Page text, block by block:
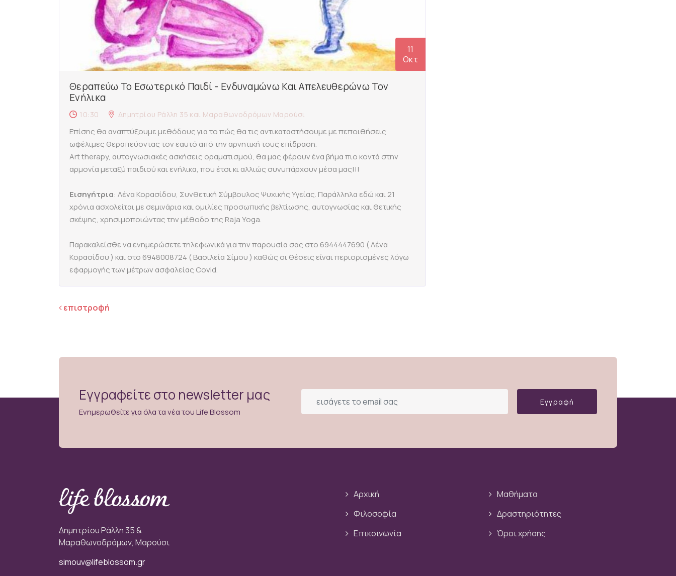
Θεραπεύω Το Εσωτερικό Παιδί - Ενδυναμώνω Και Απελευθερώνω Τον
Ενήλικα
10:30 Δημητρίου Ράλλη 35 και Μαραθωνοδρόμων Μαρούσι
Επίσης θα αναπτύξουμε μεθόδους για το πώς θα τις αντικαταστήσουμε με πεποιθήσεις
ωφέλιμες θεραπεύοντας τον εαυτό από την αρνητική τους επίδραση.
Art therapy, αυτογνωσιακές ασκήσεις οραματισμού, θα μας φέρουν ένα βήμα πιο κοντά στην
αρμονία μεταξύ παιδιού και ενήλικα, που έτσι κι αλλιώς συνυπάρχουν μέσα μας!!!
Εισηγήτρια: Λένα Κορασίδου, Συνθετική Σύμβουλος Ψυχικής Υγείας. Παράλληλα εδώ και 21
χρόνια ασχολείται με σεμινάρια και ομιλίες προσωπικής βελτίωσης, αυτογνωσίας και θετικής
σκέψης, χρησιμοποιώντας την μέθοδο της Raja Yoga.
Παρακαλείσθε να ενημερώσετε τηλεφωνικά για την παρουσία σας στο 6944447690 ( Λένα
Κορασίδου ) και στο 6948008724 ( Βασιλεία Σίμου ) καθώς οι θέσεις είναι περιορισμένες λόγω
εφαρμογής των μέτρων ασφαλείας Covid.
11
Οκτ
επιστροφή
Εγγραφείτε στο newsletter μας
Ενημερωθείτε για όλα τα νέα του Life Blossom
Εγγραφή
Δημητρίου Ράλλη 35 &
Μαραθωνοδρόμων, Μαρούσι
simouv@lifeblossom.gr
Αρχική
Φιλοσοφία
Επικοινωνία
Μαθήματα
Δραστηριότητες
Όροι χρήσης